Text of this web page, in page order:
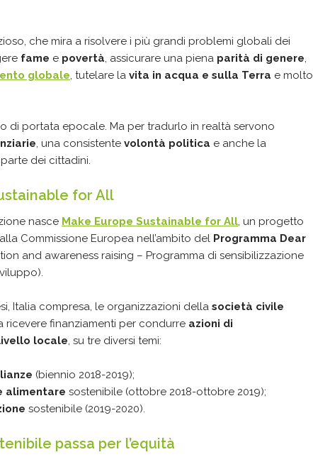
che mira a risolvere i più grandi problemi globali dei
fame e povertà, assicurare una piena parità di genere,
globale, tutelare la vita in acqua e sulla Terra e molto
di portata epocale. Ma per tradurlo in realtà servono
, una consistente volontà politica e anche la
dei cittadini.
for All
nasce Make Europe Sustainable for All, un progetto
Commissione Europea nell’ambito del Programma Dear
and awareness raising – Programma di sensibilizzazione
Italia compresa, le organizzazioni della società civile
ricevere finanziamenti per condurre azioni di
locale, su tre diversi temi:
(biennio 2018-2019);
alimentare sostenibile (ottobre 2018-ottobre 2019);
sostenibile (2019-2020).
passa per l’equità